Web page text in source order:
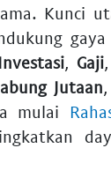
Kunci
Investasi, Gaji,
Jutaan
mulai